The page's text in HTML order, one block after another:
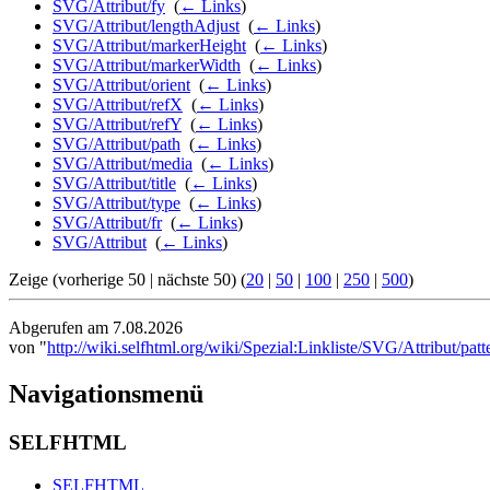
SVG/Attribut/fy (← Links)
SVG/Attribut/lengthAdjust (← Links)
SVG/Attribut/markerHeight (← Links)
SVG/Attribut/markerWidth (← Links)
SVG/Attribut/orient (← Links)
SVG/Attribut/refX (← Links)
SVG/Attribut/refY (← Links)
SVG/Attribut/path (← Links)
SVG/Attribut/media (← Links)
SVG/Attribut/title (← Links)
SVG/Attribut/type (← Links)
SVG/Attribut/fr‎ (← Links)
SVG/Attribut (← Links)
Zeige (vorherige 50 | nächste 50) (20 | 50 | 100 | 250 | 500)
Abgerufen am 7.08.2026
von "http://wiki.selfhtml.org/wiki/Spezial:Linkliste/SVG/Attribut/
Navigationsmenü
SELFHTML
SELFHTML